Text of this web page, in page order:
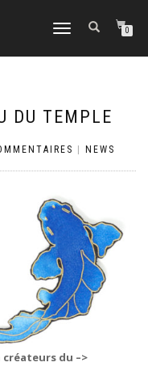
DÉPLIER
NAVIGATION
0
DU TEMPLE
NEWS
créateurs du –>